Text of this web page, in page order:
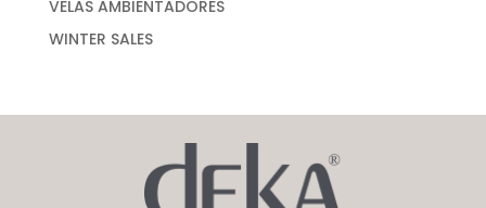
VELAS AMBIENTADORES
WINTER SALES